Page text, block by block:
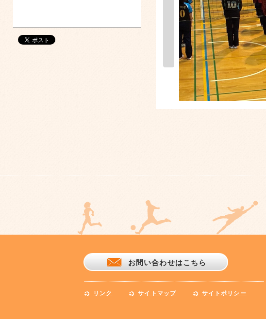
お問い合わせはこちら
リンク サイトマップ サイトポリシー